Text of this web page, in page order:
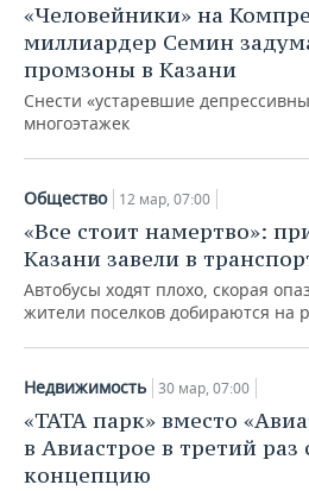
«Человейники» на
миллиардер Семин
промзоны в Казани
Снести «устаревшие
многоэтажек
Общество 12 мар, 07:00
«Все стоит намертво»:
Казани завели в
Автобусы ходят плохо, скорая
жители поселков добираются на
Недвижимость 30 мар, 07:00
«ТАТА парк» вместо
в Авиастрое в третий раз
концепцию